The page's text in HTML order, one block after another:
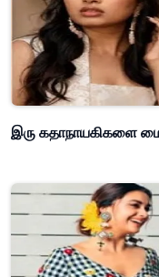
இரு கதாநாயகிகளை